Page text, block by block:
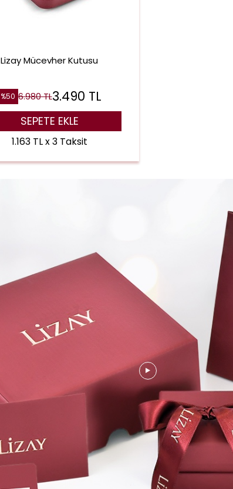
Lizay Mücevher Kutusu
%50 6.980TL3.490 TL
SEPETE EKLE
1.163 TL x 3 Taksit